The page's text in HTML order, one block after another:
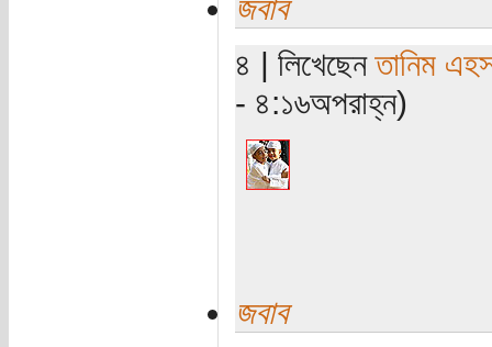
জবাব
৪ | লিখেছেনতানিম
- ৪:১৬অপরাহ্ন)
জবাব